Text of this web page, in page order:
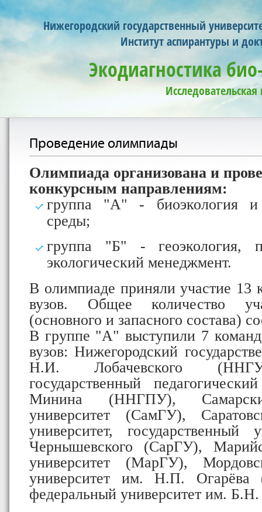
Нижегородский государственный
Институт аспирантуры и
Экодиагностика
Проведение олимпиады
Олимпиада организована и
конкурсным направлениям:
группа "А" - биоэкология
среды;
группа "Б" - геоэкология,
экологический менеджмент.
В олимпиаде приняли участие 13
вузов. Общее количество
(основного и запасного состава)
В группе "А" выступили 7
вузов: Нижегородский
Н.И. Лобачевского
государственный
Минина (ННГПУ),
университет (СамГУ),
университет,
Чернышевского (СарГУ),
университет (МарГУ),
университет им. Н.П. Огарёва
федеральный университет им.